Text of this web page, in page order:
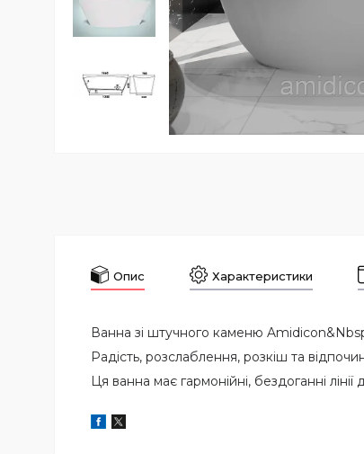
Опис Характеристики
Ванна зі штучного каменю
Радість, розслаблення, розкіш та
Ця ванна має гармонійні, бездоганні